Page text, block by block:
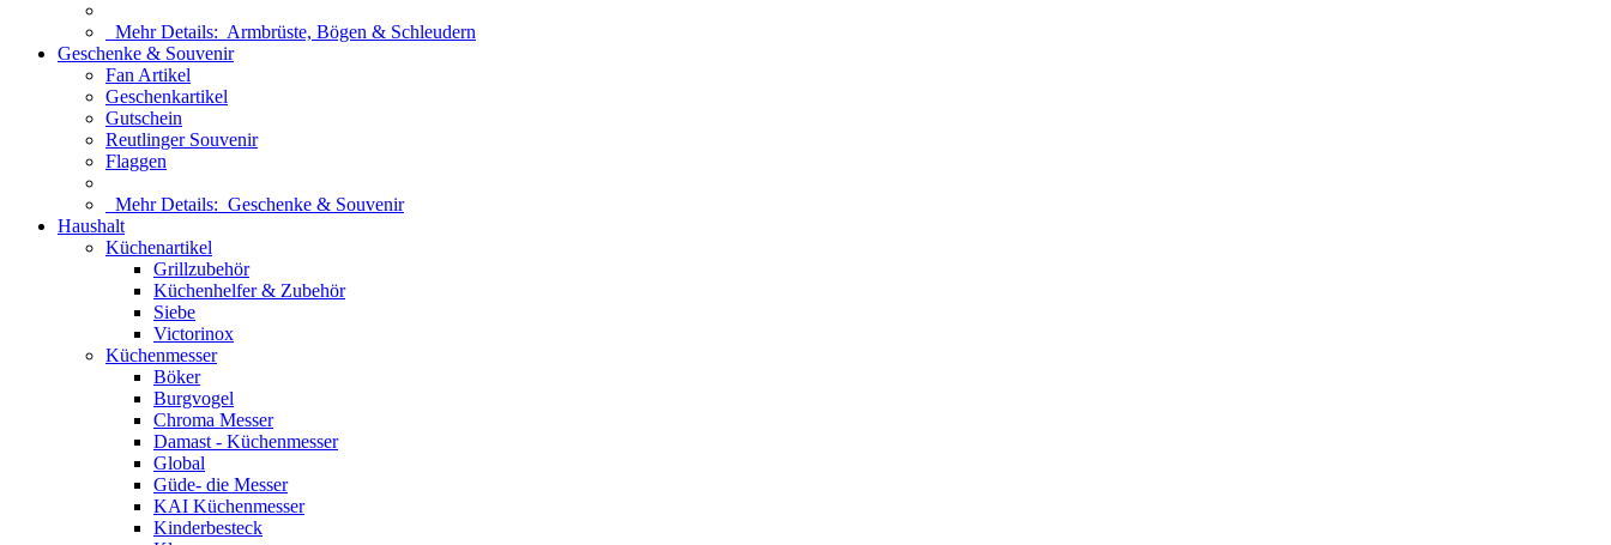
Mehr Details: Armbrüste, Bögen & Schleudern
Geschenke & Souvenir
Fan Artikel
Geschenkartikel
Gutschein
Reutlinger Souvenir
Flaggen
Mehr Details: Geschenke & Souvenir
Haushalt
Küchenartikel
Grillzubehör
Küchenhelfer & Zubehör
Siebe
Victorinox
Küchenmesser
Böker
Burgvogel
Chroma Messer
Damast - Küchenmesser
Global
Güde- die Messer
KAI Küchenmesser
Kinderbesteck